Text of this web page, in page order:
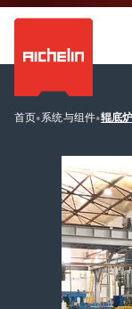
首页•系统与组件•辊底炉